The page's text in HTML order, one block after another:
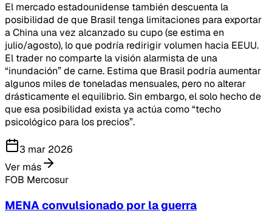
El mercado estadounidense también descuenta la
posibilidad de que Brasil tenga limitaciones para exportar
a China una vez alcanzado su cupo (se estima en
julio/agosto), lo que podría redirigir volumen hacia EEUU.
El trader no comparte la visión alarmista de una
“inundación” de carne. Estima que Brasil podría aumentar
algunos miles de toneladas mensuales, pero no alterar
drásticamente el equilibrio. Sin embargo, el solo hecho de
que esa posibilidad exista ya actúa como “techo
psicológico para los precios”.
3 mar 2026
Ver más
FOB Mercosur
MENA convulsionado por la guerra